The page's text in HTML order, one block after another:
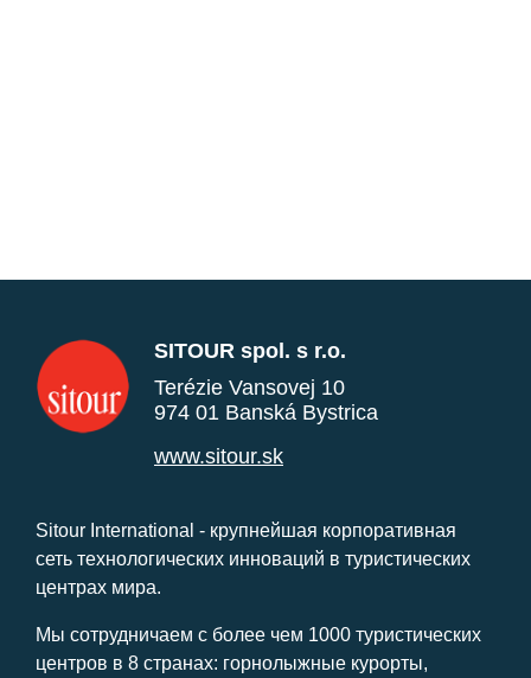
SITOUR spol. s r.o.
Terézie Vansovej 10
974 01 Banská Bystrica
www.sitour.sk
Sitour International - крупнейшая корпоративная
сеть технологических инноваций в туристических
центрах мира.
Мы сотрудничаем с более чем 1000 туристических
центров в 8 странах: горнолыжные курорты,